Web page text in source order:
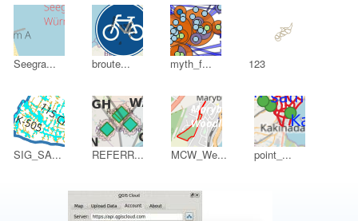
Seegra... broute... myth_f... 123
SIG_SA... REFERR... MCW_We... point_...